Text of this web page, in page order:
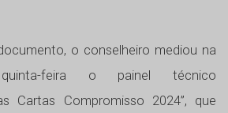
o conselheiro mediou na
feira o painel técnico
Cartas Compromisso 2024”, que